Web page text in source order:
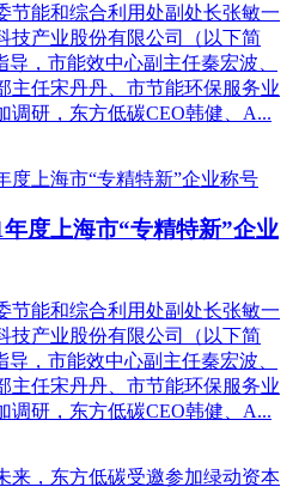
节能和综合利用处副处长张敏一
技产业股份有限公司（以下简
导，市能效中心副主任秦宏波、
主任宋丹丹、市节能环保服务业
调研，东方低碳CEO韩健、A...
度上海市“专精特新”企业
节能和综合利用处副处长张敏一
技产业股份有限公司（以下简
导，市能效中心副主任秦宏波、
主任宋丹丹、市节能环保服务业
调研，东方低碳CEO韩健、A...